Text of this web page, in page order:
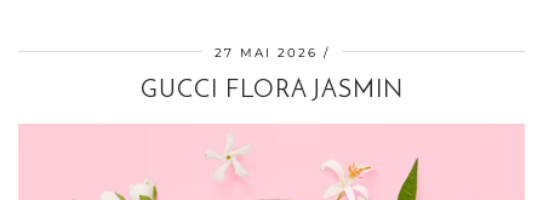
27 MAI 2026
GUCCI FLORA JASMIN